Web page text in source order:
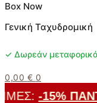
Box Now
Γενική Ταχυδρομική
✓ Δωρεάν
0,00 € 0
-15%